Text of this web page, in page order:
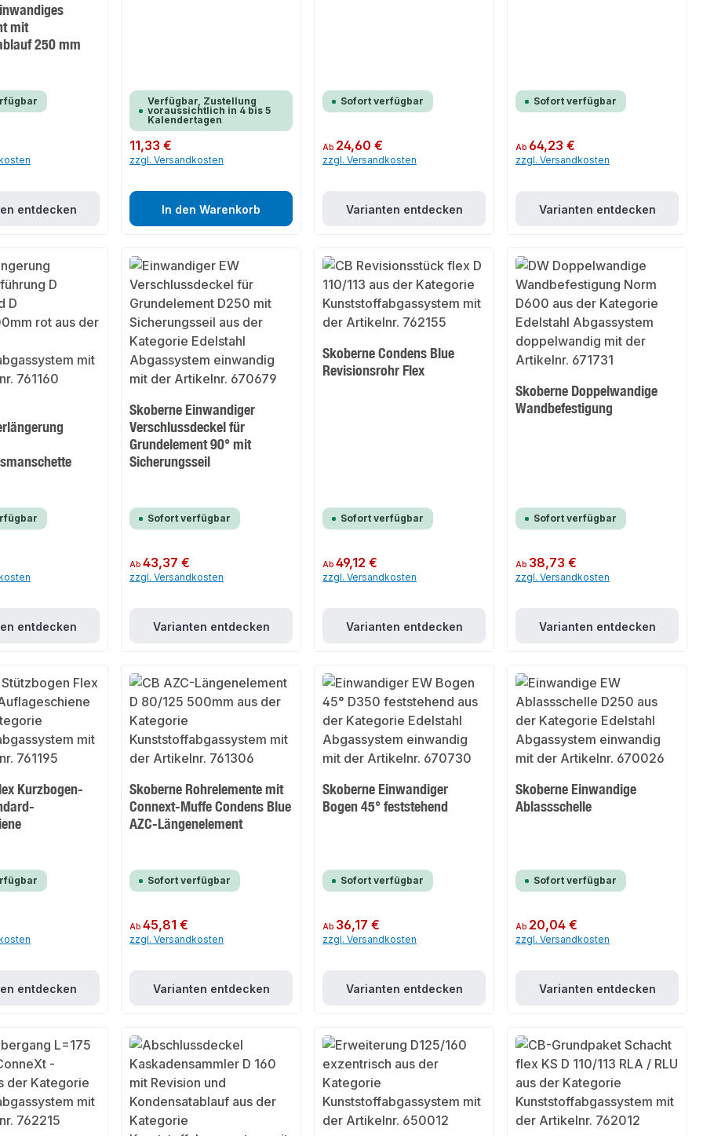
mit
250 mm
entdecken
Verfügbar, Zustellung
voraussichtlich in 4 bis 5
Kalendertagen
Regulärer Preis:
11,33 €
zzgl. Versandkosten
In den Warenkorb
Sofort verfügbar
Regulärer Preis:
Ab 24,60 €
zzgl. Versandkosten
Varianten entdecken
Sofort verfügbar
Regulärer Preis:
Ab 64,23 €
zzgl. Versandkosten
Varianten entdecken
entdecken
Skoberne Einwandiger
Verschlussdeckel für
Grundelement 90° mit
Sicherungsseil
Sofort verfügbar
Regulärer Preis:
Ab43,37 €
zzgl. Versandkosten
Varianten entdecken
Skoberne Condens Blue
Revisionsrohr Flex
Sofort verfügbar
Regulärer Preis:
Ab49,12 €
zzgl. Versandkosten
Varianten entdecken
Skoberne Doppelwandige
Wandbefestigung
Sofort verfügbar
Regulärer Preis:
Ab 38,73 €
zzgl. Versandkosten
Varianten entdecken
Kurzbogen-
entdecken
Skoberne Rohrelemente mit
Connext-Muffe Condens Blue
AZC-Längenelement
Sofort verfügbar
Regulärer Preis:
Ab45,81 €
zzgl. Versandkosten
Varianten entdecken
Skoberne Einwandiger
Bogen 45° feststehend
Sofort verfügbar
Regulärer Preis:
Ab 36,17 €
zzgl. Versandkosten
Varianten entdecken
Skoberne Einwandige
Ablassschelle
Sofort verfügbar
Regulärer Preis:
Ab 20,04 €
zzgl. Versandkosten
Varianten entdecken